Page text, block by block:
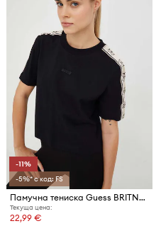
-11%
-5%* с код: FS
Памучна тениска Guess BRITNEY
Текуща цена:
22,99 €